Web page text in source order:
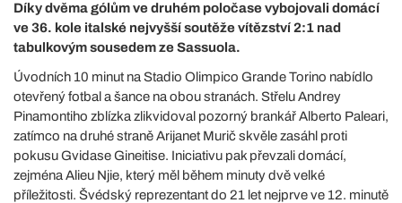
Díky dvěma gólům ve druhém poločase vybojovali domácí
ve 36. kole italské nejvyšší soutěže vítězství 2:1 nad
tabulkovým sousedem ze Sassuola.
Úvodních 10 minut na Stadio Olimpico Grande Torino nabídlo
otevřený fotbal a šance na obou stranách. Střelu Andrey
Pinamontiho zblízka zlikvidoval pozorný brankář Alberto Paleari,
zatímco na druhé straně Arijanet Murič skvěle zasáhl proti
pokusu Gvidase Gineitise. Iniciativu pak převzali domácí,
zejména Alieu Njie, který měl během minuty dvě velké
příležitosti. Švédský reprezentant do 21 let nejprve ve 12. minutě